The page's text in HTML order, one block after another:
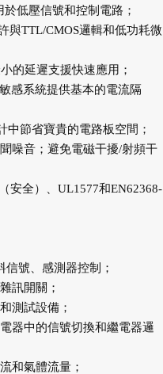
低壓信號和控制電路；
與TTL/CMOS邏輯和低功耗微
的延遲支援快速應用；
感系統提供基本的電流隔
中節省寶貴的電路板空間；
噪音；避免電磁干擾/射頻干
安全）、UL1577和EN62368-
號、感測器控制；
訊開關；
測試設備；
器中的信號切換和繼電器邏
和氣體流量；